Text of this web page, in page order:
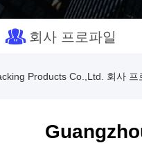
회사 프로파일
Products Co.,Ltd. 회사 프